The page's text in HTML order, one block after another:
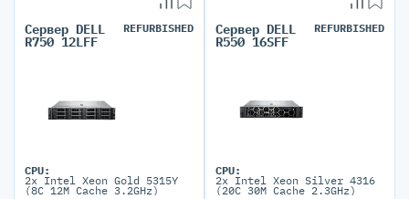
Сервер DELL
R750 12LFF
REFURBISHED
CPU:
2x Intel Xeon Gold 5315Y
(8C 12M Cache 3.2GHz)
Сервер DELL
R550 16SFF
REFURBISHED
CPU:
2x Intel Xeon Silver 4316
(20C 30M Cache 2.3GHz)